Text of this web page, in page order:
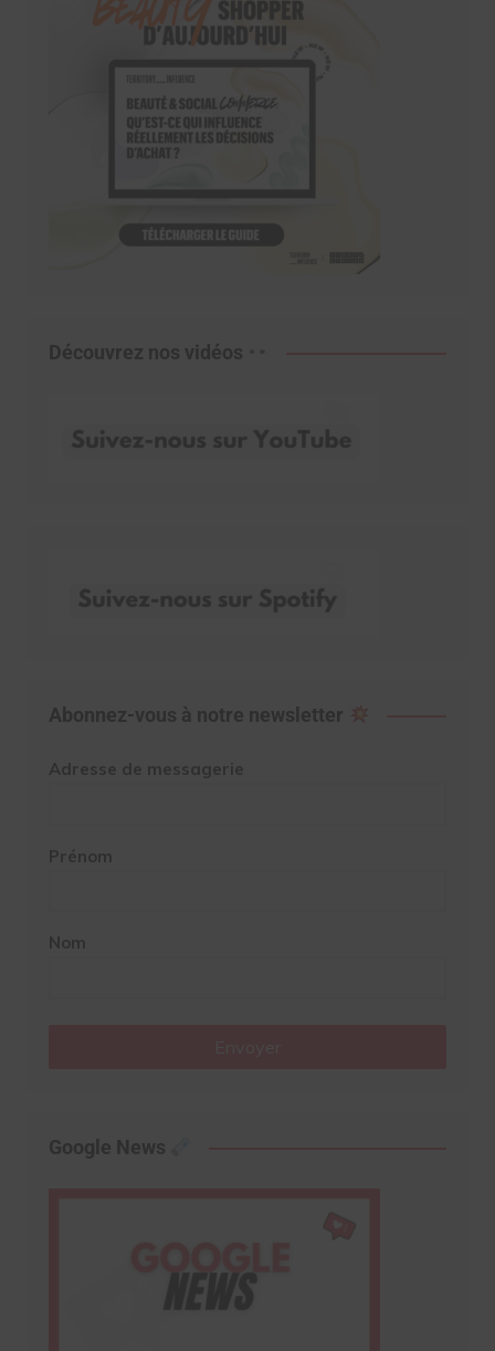
Découvrez nos vidéos
Abonnez-vous à notre newsletter
Adresse de messagerie
Prénom
Nom
Google News